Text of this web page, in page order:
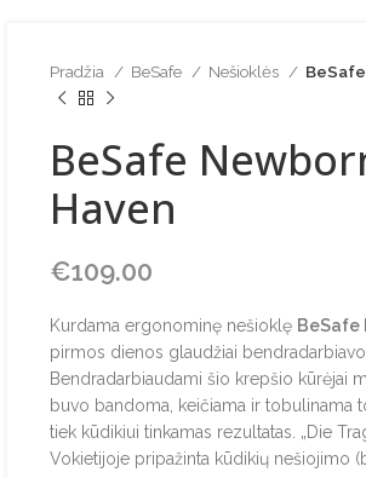
Pradžia BeSafe Nešioklės
BeSafe
Haven
€109.00
Kurdama ergonominę nešioklę BeSafe
pirmos dienos glaudžiai bendradarbiavo
Bendradarbiaudami šio krepšio kūrėjai
buvo bandoma, keičiama ir tobulinama
tiek kūdikiui tinkamas rezultatas. „Die
Vokietijoje pripažinta kūdikių nešiojimo